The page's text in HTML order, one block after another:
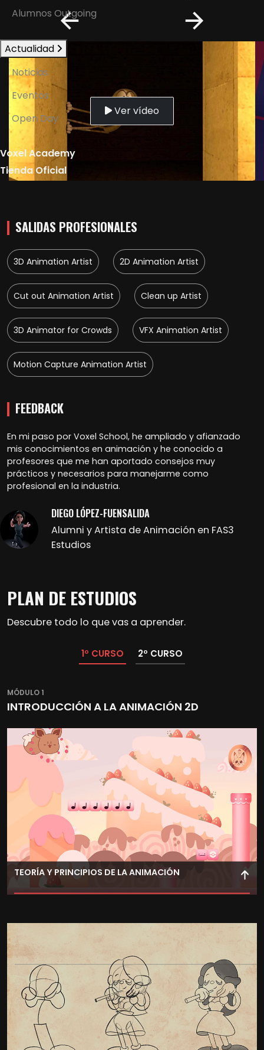
Alumnos Outgoing
Actualidad
Noticias
Eventos
Open Day
Voxel Academy
Tienda Oficial
Ver vídeo
SALIDAS PROFESIONALES
3D Animation Artist 2D Animation Artist
Cut out Animation Artist Clean up Artist
3D Animator for Crowds VFX Animation Artist
Motion Capture Animation Artist
FEEDBACK
En mi paso por Voxel School, he ampliado y afianzado
mis conocimientos en animación y he conocido a
profesores que me han aportado consejos muy
prácticos y necesarios para manejarme como
profesional en la industria.
DIEGO LÓPEZ-FUENSALIDA
Alumni y Artista de Animación en FAS3
Estudios
PLAN DE ESTUDIOS
Descubre todo lo que vas a aprender.
1º CURSO 2º CURSO
MÓDULO 1
INTRODUCCIÓN A LA ANIMACIÓN 2D
TEORÍA Y PRINCIPIOS DE LA ANIMACIÓN
personajes expresivos, comprendiendo la estructura
básica para hacerlos realistas y emocionales.